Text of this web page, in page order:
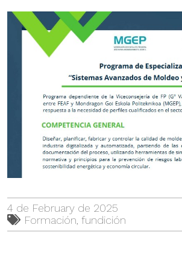
4 de February de 2025
Formación fundición